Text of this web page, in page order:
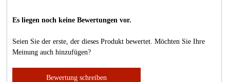
Es liegen noch keine Bewertungen vor.
Seien Sie der erste, der dieses Produkt bewertet. Möchten Sie Ihre
Meinung auch hinzufügen?
Bewertung schreiben